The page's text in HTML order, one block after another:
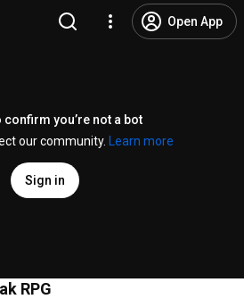
Open App
confirm you’re not a bot
our community.
Learn more
Sign in
RPG